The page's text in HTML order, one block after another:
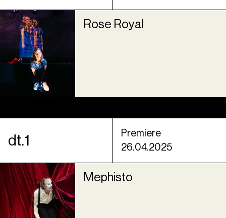
Rose Royal
dt.1
Premiere
26.04.2025
Mephisto